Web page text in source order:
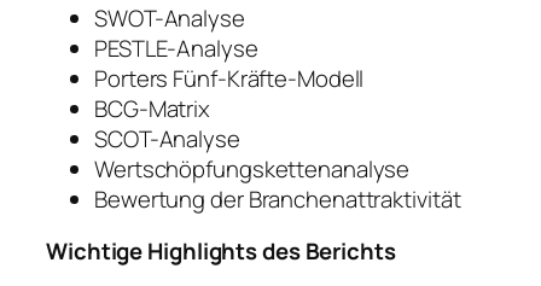
SWOT-Analyse
PESTLE-Analyse
Porters Fünf-Kräfte-Modell
BCG-Matrix
SCOT-Analyse
Wertschöpfungskettenanalyse
Bewertung der Branchenattraktivität
Wichtige Highlights des Berichts